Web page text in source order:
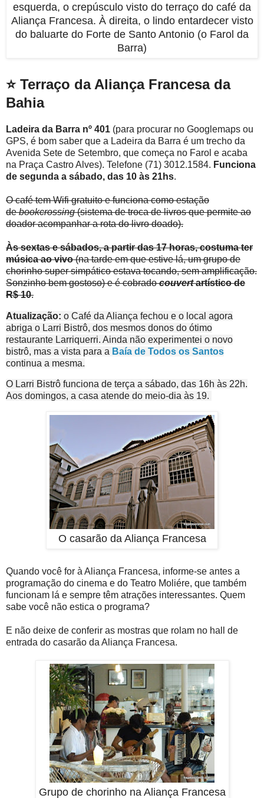
esquerda, o crepúsculo visto do terraço do café da
Aliança Francesa. À direita, o lindo entardecer visto
do baluarte do Forte de Santo Antonio (o Farol da
Barra)
⭐ Terraço da Aliança Francesa da
Bahia
Ladeira da Barra nº 401 (para procurar no Googlemaps ou
GPS, é bom saber que a Ladeira da Barra é um trecho da
Avenida Sete de Setembro, que começa no Farol e acaba
na Praça Castro Alves). Telefone (71) 3012.1584. Funciona
de segunda a sábado, das 10 às 21hs.
O café tem Wifi gratuito e funciona como estação
debookcrossing(sistema de troca de livros que permite ao
doador acompanhar a rota do livro doado).
Às sextas e sábados, a partir das 17 horas, costuma ter
música ao vivo(na tarde em que estive lá, um grupo de
chorinho super simpático estava tocando, sem amplificação.
Sonzinho bem gostoso) e é cobradocouvertartístico de
R$ 10.
Atualização: o Café da Aliança fechou e o local agora
abriga o Larri Bistrô, dos mesmos donos do ótimo
restaurante Larriquerri. Ainda não experimentei o novo
bistrô, mas a vista para a Baía de Todos os Santos
continua a mesma.
O Larri Bistrô funciona de terça a sábado, das 16h às 22h.
Aos domingos, a casa atende do meio-dia às 19.
O casarão da Aliança Francesa
Quando você for à Aliança Francesa, informe-se antes a
programação do cinema e do Teatro Moliére, que também
funcionam lá e sempre têm atrações interessantes. Quem
sabe você não estica o programa?
E não deixe de conferir as mostras que rolam no hall de
entrada do casarão da Aliança Francesa.
Grupo de chorinho na Aliança Francesa